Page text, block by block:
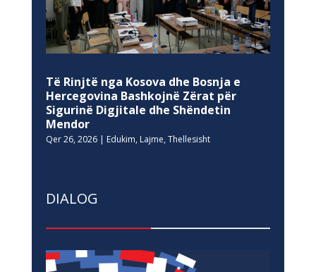
Të Rinjtë nga Kosova dhe Bosnja e
Hercegovina Bashkojnë Zërat për
Sigurinë Digjitale dhe Shëndetin
Mendor
Qer 26, 2026| Edukim, Lajme, Thellesisht
DIALOG